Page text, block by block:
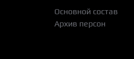
Основной состав
Архив персон